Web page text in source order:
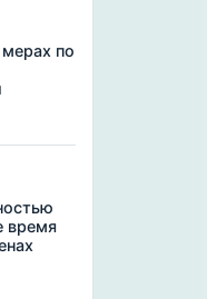
по
время